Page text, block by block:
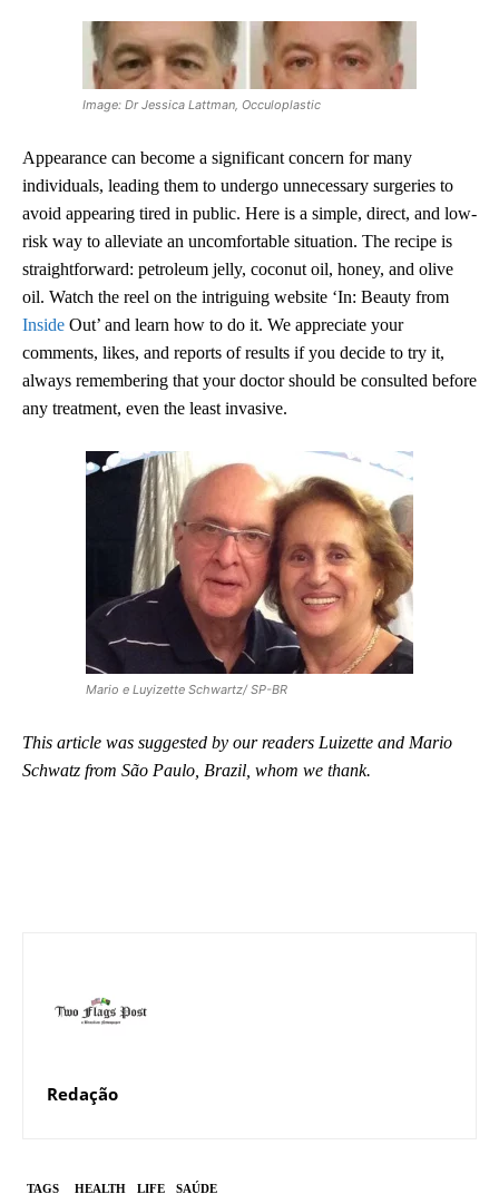
Image: Dr Jessica Lattman, Occuloplastic
Appearance can become a significant concern for many
individuals, leading them to undergo unnecessary surgeries to
avoid appearing tired in public. Here is a simple, direct, and low-
risk way to alleviate an uncomfortable situation. The recipe is
straightforward: petroleum jelly, coconut oil, honey, and olive
oil. Watch the reel on the intriguing website ‘In: Beauty from
Inside Out’ and learn how to do it. We appreciate your
comments, likes, and reports of results if you decide to try it,
always remembering that your doctor should be consulted before
any treatment, even the least invasive.
Mario e Luyizette Schwartz/ SP-BR
This article was suggested by our readers Luizette and Mario
Schwatz from São Paulo, Brazil, whom we thank.
Redação
TAGS HEALTH LIFE SAÚDE